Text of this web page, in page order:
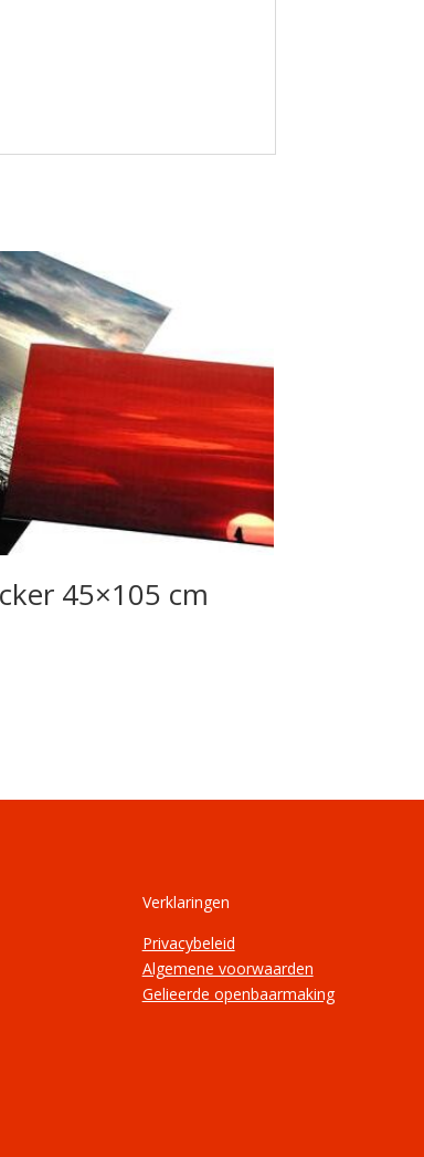
45×105 cm
Verklaringen
Privacybeleid
Algemene voorwaarden
Gelieerde openbaarmaking